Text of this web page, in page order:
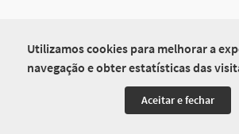
Utilizamos cookies para melhorar a
navegação e obter estatísticas das
Aceitar e fechar